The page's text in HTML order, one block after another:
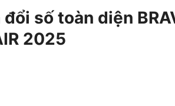
số toàn diện
2025